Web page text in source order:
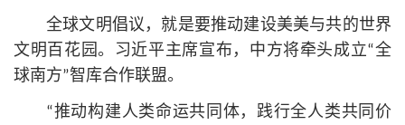
全球文明倡议，就是要推动建设美美与共的世界
文明百花园。习近平主席宣布，中方将牵头成立“全
球南方”智库合作联盟。
“推动构建人类命运共同体，践行全人类共同价